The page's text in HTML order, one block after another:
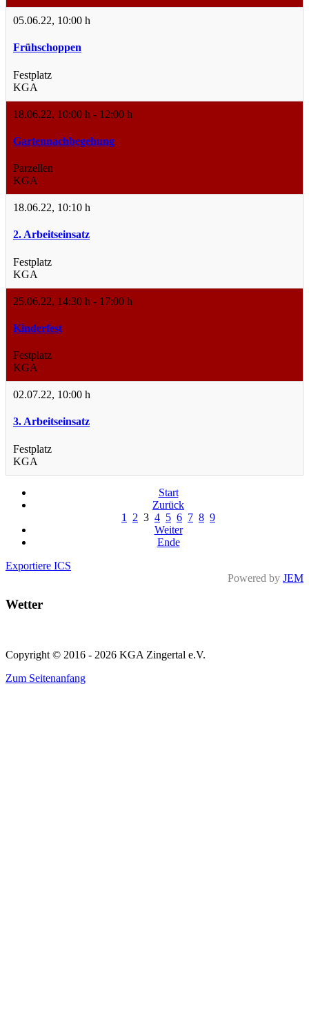
05.06.22, 10:00 h
Frühschoppen
Festplatz
KGA
18.06.22, 10:00 h - 12:00 h
Gartennachbegehung
Parzellen
KGA
18.06.22, 10:10 h
2. Arbeitseinsatz
Festplatz
KGA
25.06.22, 14:30 h - 17:00 h
Kinderfest
Festplatz
KGA
02.07.22, 10:00 h
3. Arbeitseinsatz
Festplatz
KGA
Start
Zurück
1
2 3 4 5 6 7 8 9
Weiter
Ende
Exportiere ICS
Powered by JEM
Wetter
Copyright © 2016 - 2026 KGA Zingertal e.V.
Zum Seitenanfang